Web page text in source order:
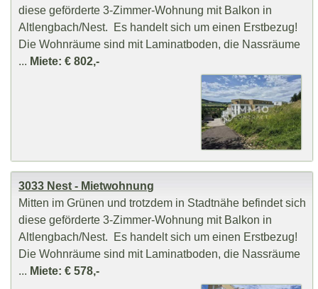
diese geförderte 3-Zimmer-Wohnung mit Balkon in
Altlengbach/Nest. Es handelt sich um einen Erstbezug!
Die Wohnräume sind mit Laminatboden, die Nassräume
... Miete: € 802,-
3033 Nest - Mietwohnung
Mitten im Grünen und trotzdem in Stadtnähe befindet sich
diese geförderte 3-Zimmer-Wohnung mit Balkon in
Altlengbach/Nest. Es handelt sich um einen Erstbezug!
Die Wohnräume sind mit Laminatboden, die Nassräume
... Miete: € 578,-